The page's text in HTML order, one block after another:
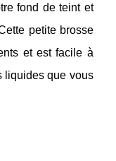
fond de teint et
petite brosse
et est facile à
liquides que vous